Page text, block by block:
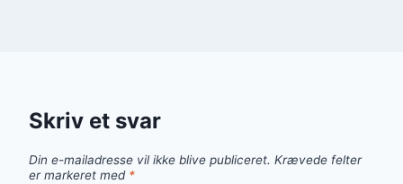
Skriv et svar
Din e-mailadresse vil ikke blive publiceret. Krævede felter
er markeret med *